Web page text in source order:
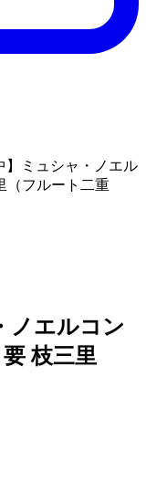
】ミュシャ・ノエル
（フルート二重
ノエルコン
枝三里